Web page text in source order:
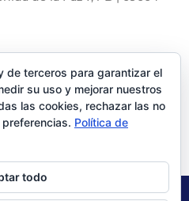
de terceros para garantizar el
su uso y mejorar nuestros
las cookies, rechazar las no
Política de
todo